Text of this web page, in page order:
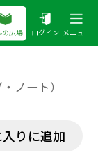
の広場 ログイン メニュー
ノート）
りに追加